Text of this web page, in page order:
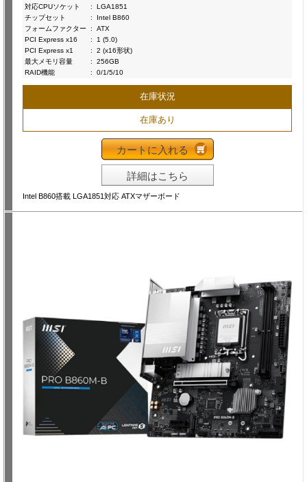
対応CPUソケット
:
LGA1851
チップセット
:
Intel B860
フォームファクター
:
ATX
PCI Express x16
:
1 (5.0)
PCI Express x1
:
2 (x16形状)
最大メモリ容量
:
256GB
RAID機能
: 0/1/5/10
在庫状況
在庫あり
カートに入れる
詳細はこちら
Intel B860搭載 LGA1851対応 ATXマザーボード